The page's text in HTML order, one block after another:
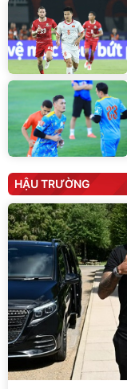
HẬU TRƯỜNG